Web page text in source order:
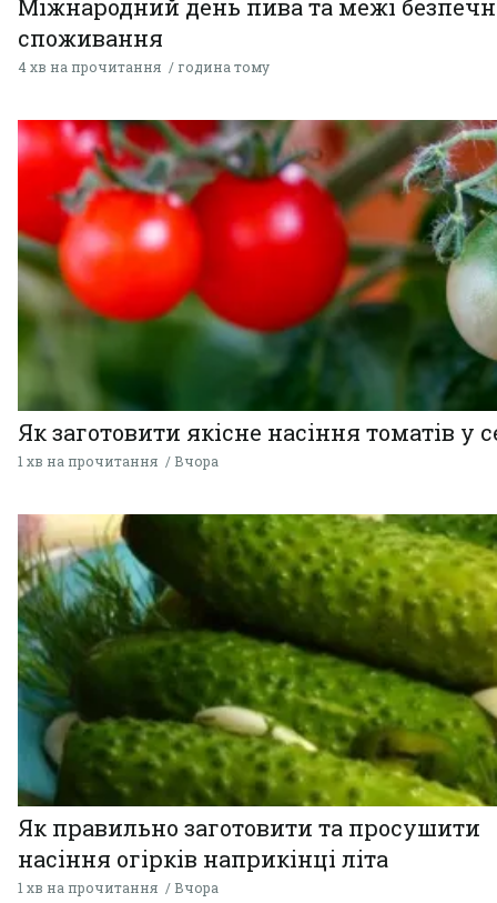
Міжнародний день пива та межі
споживання
4 хв на прочитання година тому
Як заготовити якісне насіння томатів у
1 хв на прочитання Вчора
Як правильно заготовити та просушити
насіння огірків наприкінці літа
1 хв на прочитання Вчора